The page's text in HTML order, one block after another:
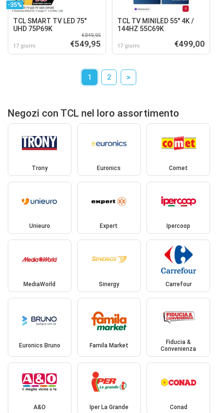
-35%
TCL SMART TV LED 75"
UHD 75P69K
17 giorni
€849,95
€549,95
TCL TV MINILED 55" 4K /
144HZ 55C69K
17 giorni €499,00
1 2 >
Negozi con TCL nel loro assortimento
Trony Euronics Comet
Unieuro Expert Ipercoop
MediaWorld Sinergy Carrefour
Euronics Bruno Famila Market
Fiducia &
Convenienza
A&O Iper La Grande Conad